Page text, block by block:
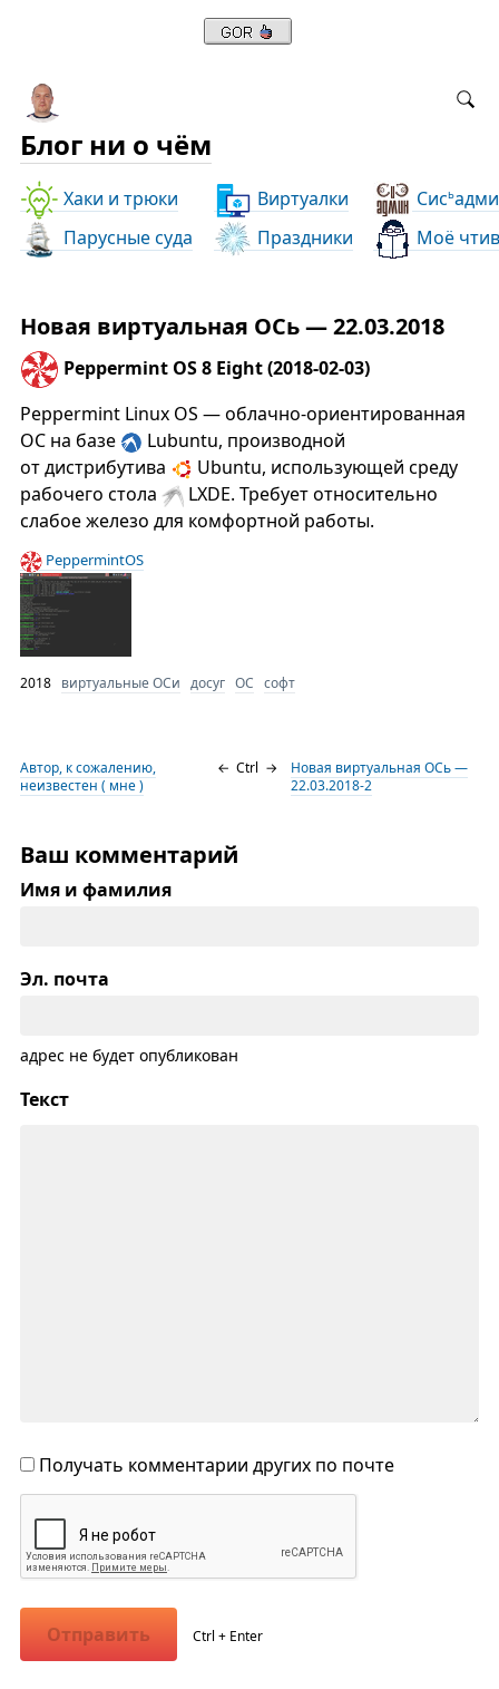
Блог ни о чём
Хаки и трюки Виртуалки Сись
Парусные суда
Праздники Моё
Новая виртуальная ОСь — 22.03.2018
Peppermint OS 8 Eight (2018-02-03)
Peppermint Linux OS — облачно-ориентированная
ОС на базе
Lubuntu, производной
от дистрибутива
Ubuntu, использующей среду
рабочего стола
LXDE. Требует относительно
слабое железо для комфортной работы.
PeppermintOS
2018 виртуальные ОСи досуг ОС софт
Автор, к сожалению,
неизвестен ( мне )
← Ctrl →
Новая виртуальная ОСь —
22.03.2018-2
Ваш комментарий
Имя и фамилия
Эл. почта
адрес не будет опубликован
Текст
Получать комментарии других по почте
Отправить Ctrl + Enter